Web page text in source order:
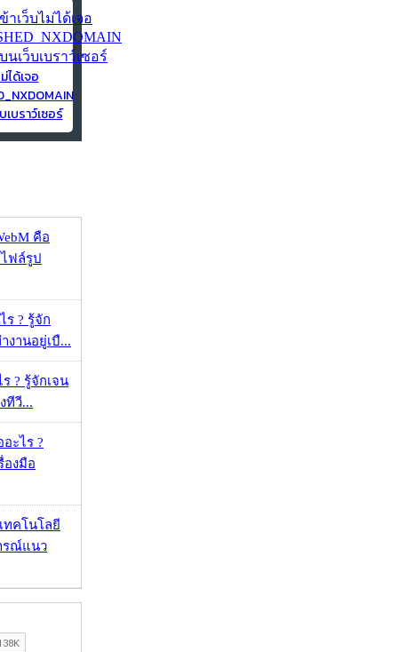
ได้เจอ
บราว์เซอร์
คือ
ฟล์รูป
ร ? รู้จัก
งานอยู่เบื...
? รู้จักเจน
ทีวี...
ะไร ?
องมือ
ทคโนโลยี
รณ์แนว